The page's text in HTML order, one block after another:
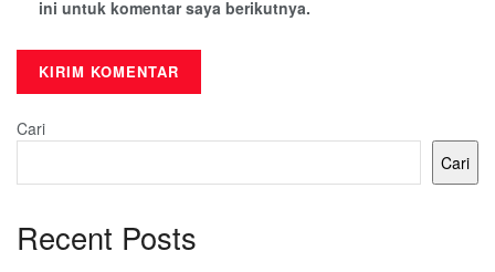
ini untuk komentar saya berikutnya.
Cari
Cari
Recent Posts